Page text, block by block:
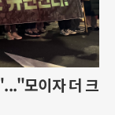
모이자 더 크